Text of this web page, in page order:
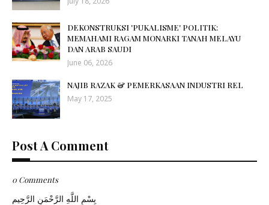
DEKONSTRUKSI 'PUKALISME' POLITIK:
MEMAHAMI RAGAM MONARKI TANAH MELAYU
DAN ARAB SAUDI
June 06, 2026
NAJIB RAZAK & PEMERKASAAN INDUSTRI REL
May 17, 2025
Post A Comment
0 Comments
بِسْمِ اللَّهِ الرَّحْمَنِ الرَّحِيم